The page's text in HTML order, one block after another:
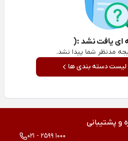
ای یافت نشد :(
مدنظر شما پیدا نشد.
لیست دسته بندی ها
و پشتیبانی
021 - 2599 1000